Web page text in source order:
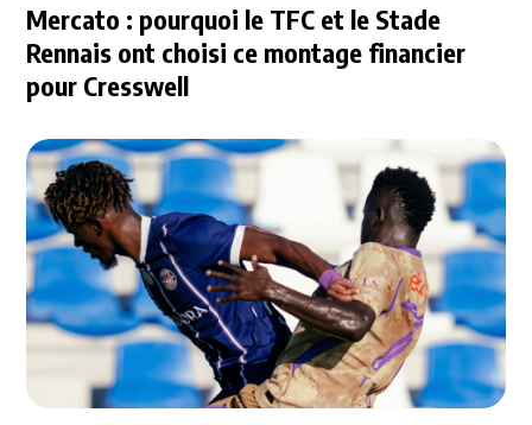
Mercato : pourquoi le TFC et le Stade
Rennais ont choisi ce montage financier
pour Cresswell